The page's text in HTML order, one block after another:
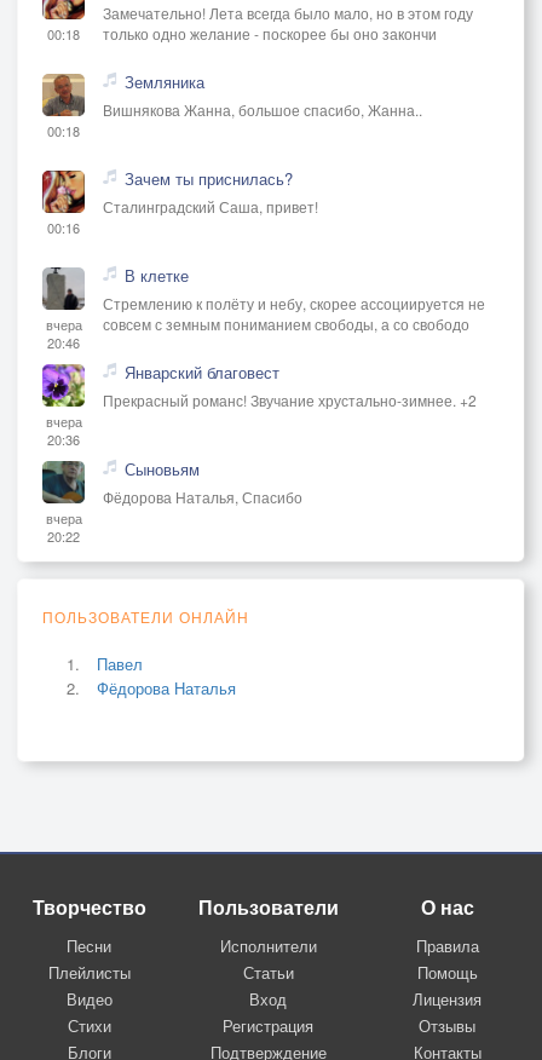
00:18
Замечательно! Лета всегда было мало, но в этом году
только одно желание - поскорее бы оно закончи
00:18
Земляника
Вишнякова Жанна, большое спасибо, Жанна..
00:16
Зачем ты приснилась?
Сталинградский Саша, привет!
вчера
20:46
В клетке
Стремлению к полёту и небу, скорее ассоциируется не
совсем с земным пониманием свободы, а со свободо
вчера
20:36
Январский благовест
Прекрасный романс! Звучание хрустально-зимнее. +2
вчера
20:22
Сыновьям
Фёдорова Наталья, Спасибо
ПОЛЬЗОВАТЕЛИ ОНЛАЙН
Павел
Фёдорова Наталья
Творчество
Песни
Плейлисты
Видео
Стихи
Блоги
Пользователи
Исполнители
Статьи
Вход
Регистрация
Подтверждение
О нас
Правила
Помощь
Лицензия
Отзывы
Контакты